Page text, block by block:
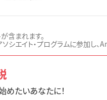
含まれます。
エイト・プログラムに参加し、
めたいあなたに！